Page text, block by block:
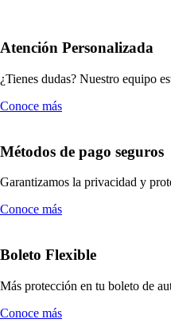
Atención Personalizada
¿Tienes dudas? Nuestro equipo
Conoce más
Métodos de pago seguros
Garantizamos la privacidad y
Conoce más
Boleto Flexible
Más protección en tu boleto de
Conoce más